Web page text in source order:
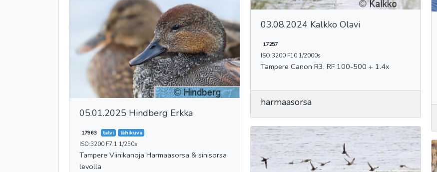
05.01.2025 Hindberg Erkka
17963 talvi lähikuva
ISO:3200 F7.1 1/250s
Tampere Viinikanoja Harmaasorsa & sinisorsa
levolla
03.08.2024 Kalkko Olavi
17257
ISO:3200 F10 1/2000s
Tampere Canon R3, RF 100-500 + 1.4x
harmaasorsa